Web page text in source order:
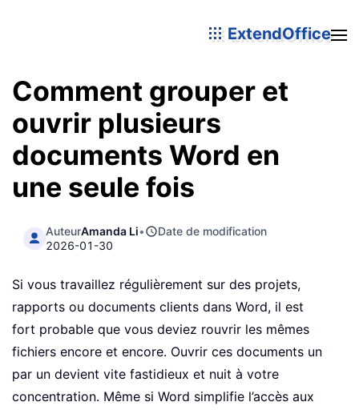
ExtendOffice
Comment grouper et
ouvrir plusieurs
documents Word en
une seule fois
AuteurAmanda Li•
Date de modification
2026-01-30
Si vous travaillez régulièrement sur des projets,
rapports ou documents clients dans Word, il est
fort probable que vous deviez rouvrir les mêmes
fichiers encore et encore. Ouvrir ces documents un
par un devient vite fastidieux et nuit à votre
concentration. Même si Word simplifie l’accès aux